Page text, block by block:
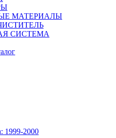
МАТЕРИАЛЫ
СИСТЕМА
1999-2000